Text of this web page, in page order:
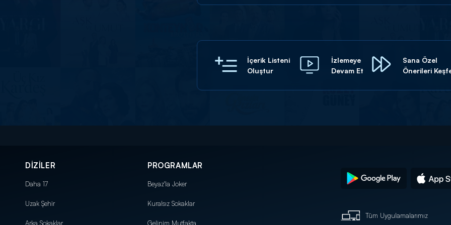
İçerik Listeni
Oluştur
İzlemeye
Devam Et
Sana Özel
Önerileri
DİZİLER
Daha 17
Uzak Şehir
Arka Sokaklar
PROGRAMLAR
Beyaz'la Joker
Kuralsız Sokaklar
Gelinim Mutfakta
Tüm Uygulamalarımız